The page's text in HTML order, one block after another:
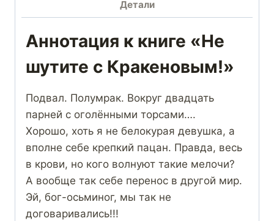
Детали
Аннотация к книге «Не
шутите с Кракеновым!»
Подвал. Полумрак. Вокруг двадцать
парней с оголёнными торсами….
Хорошо, хоть я не белокурая девушка, а
вполне себе крепкий пацан. Правда, весь
в крови, но кого волнуют такие мелочи?
А вообще так себе перенос в другой мир.
Эй, бог-осьминог, мы так не
договаривались!!!